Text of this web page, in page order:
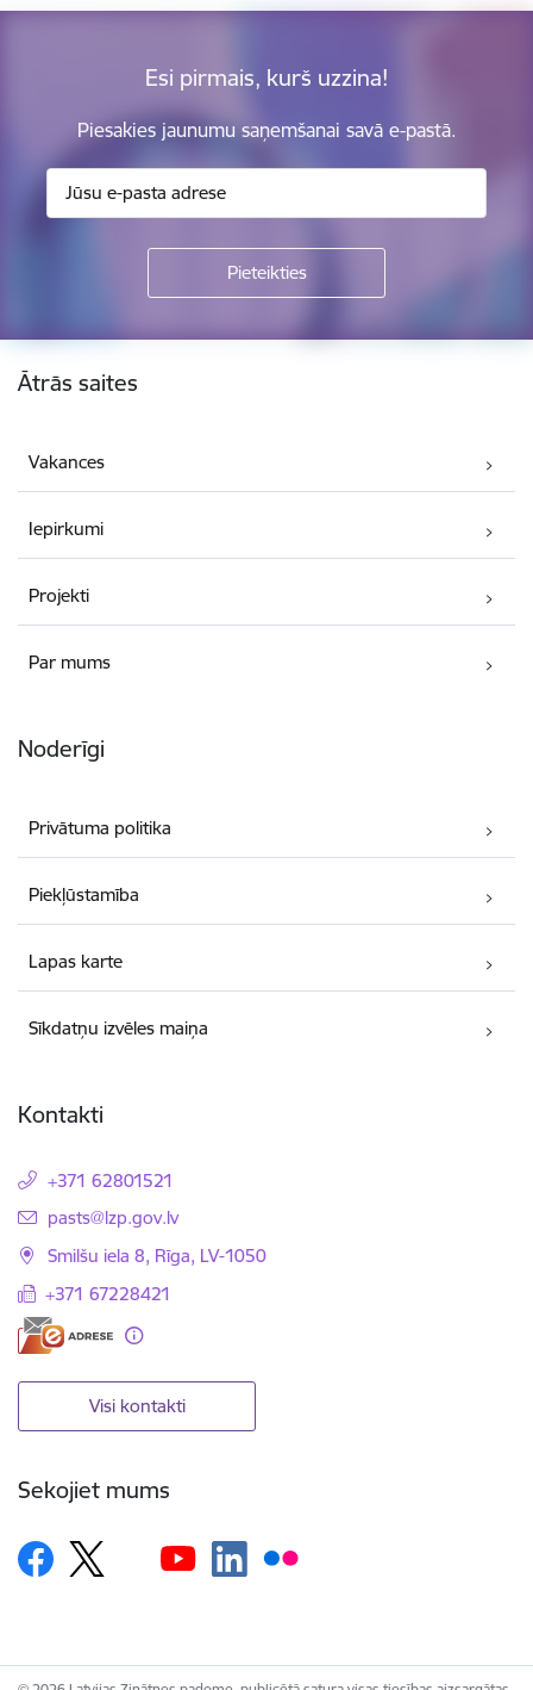
Esi pirmais, kurš uzzina!
Piesakies jaunumu saņemšanai savā e-pastā.
Kājene
Ātrās saites
Vakances
Iepirkumi
Projekti
Par mums
Noderīgi
Privātuma politika
Piekļūstamība
Lapas karte
Sīkdatņu izvēles maiņa
Kontakti
+371 62801521
E-pasts:
pasts@lzp.gov.lv
Smilšu iela 8, Rīga, LV-1050
+371 67228421
Visi kontakti
Sekojiet mums